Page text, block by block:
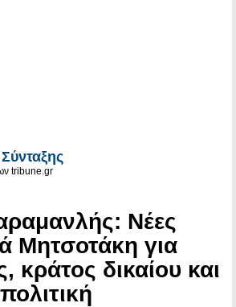
tribune.gr
Νέες
Μητσοτάκη για
κράτος δικαίου και